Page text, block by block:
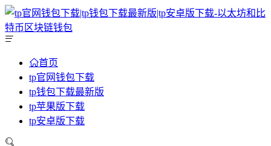
首页
tp官网钱包下载
tp钱包下载最新版
tp苹果版下载
tp安卓版下载